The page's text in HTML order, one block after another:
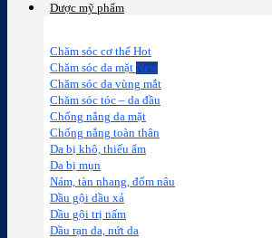
Dược mỹ phẩm
Chăm sóc cơ thể
Chăm sóc da mặt
Chăm sóc da vùng mắt
Chăm sóc tóc – da đầu
Chống nắng da mặt
Chống nắng toàn thân
Da bị khô, thiếu ẩm
Da bị mụn
Nám, tàn nhang, đốm nâu
Dầu gội dầu xả
Dầu gội trị nấm
Dầu rạn da, nứt da